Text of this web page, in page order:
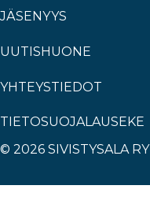
JÄSENYYS
UUTISHUONE
YHTEYSTIEDOT
TIETOSUOJALAUSEKE
© 2026 SIVISTYSALA RY